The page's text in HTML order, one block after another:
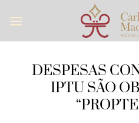
DESPESAS
IPTU SÃO